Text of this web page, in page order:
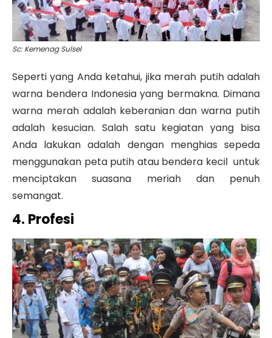
Sc: Kemenag Sulsel
Seperti yang Anda ketahui, jika merah putih adalah
warna bendera Indonesia yang bermakna. Dimana
warna merah adalah keberanian dan warna putih
adalah kesucian. Salah satu kegiatan yang bisa
Anda lakukan adalah dengan menghias sepeda
menggunakan peta putih atau bendera kecil untuk
menciptakan suasana meriah dan penuh
semangat.
4. Profesi